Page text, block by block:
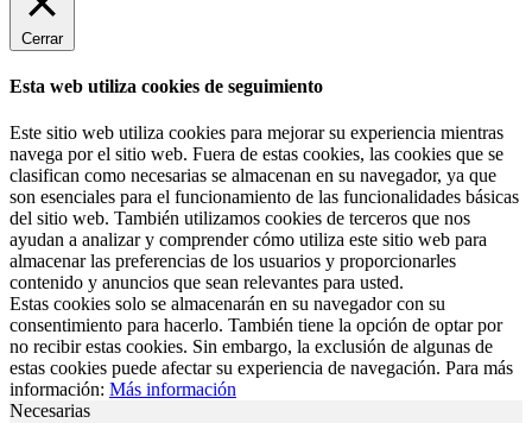
Cerrar
Esta web utiliza cookies de seguimiento
Este sitio web utiliza cookies para mejorar su experiencia mientras
navega por el sitio web. Fuera de estas cookies, las cookies que se
clasifican como necesarias se almacenan en su navegador, ya que
son esenciales para el funcionamiento de las funcionalidades básicas
del sitio web. También utilizamos cookies de terceros que nos
ayudan a analizar y comprender cómo utiliza este sitio web para
almacenar las preferencias de los usuarios y proporcionarles
contenido y anuncios que sean relevantes para usted.
Estas cookies solo se almacenarán en su navegador con su
consentimiento para hacerlo. También tiene la opción de optar por
no recibir estas cookies. Sin embargo, la exclusión de algunas de
estas cookies puede afectar su experiencia de navegación. Para más
información: Más información
Necesarias